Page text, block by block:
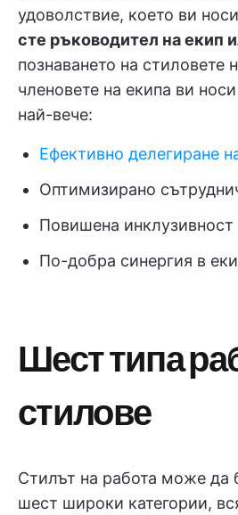
удоволствие, което ви
сте ръководител на екип
познаването на стиловете
членовете на екипа ви
най-вече:
Ефективно делегиране
Оптимизирано
Повишена инклузивност
По-добра синергия в
Шест типа
стилове
Стилът на работа може да
шест широки категории,